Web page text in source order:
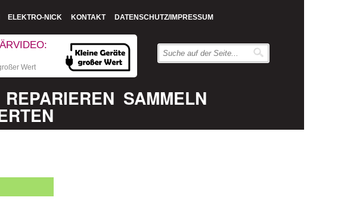
ELEKTRO-NICK KONTAKT DATENSCHUTZ/IMPRESSUM
Wert
REPARIEREN SAMMELN